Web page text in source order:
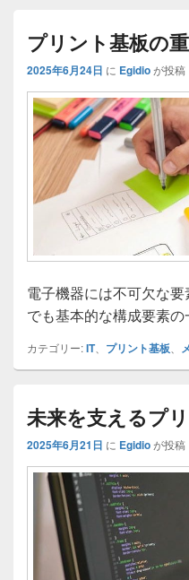
プリント基板の
2025年6月24日 に Egidioが投稿
電子機器には不可欠な
でも基本的な構成要素の
カテゴリー:IT、 プリント基板
未来を支えるプ
2025年6月21日 に Egidioが投稿